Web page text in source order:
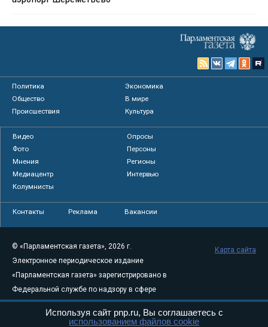
Политика
Экономика
Общество
В мире
Происшествия
Культура
Видео
Опросы
Фото
Персоны
Мнения
Регионы
Медиацентр
Интервью
Колумнисты
Контакты Реклама Вакансии
© «Парламентская газета», 2026 г.
Электронное периодическое издание
«Парламентская газета» зарегистрировано в
Федеральной службе по надзору в сфере
связи, информационных технологий и
массовых коммуникаций (Роскомнадзор) 05
Карта сайта
Используя сайт pnp.ru, Вы соглашаетесь с
использованием файлов cookie